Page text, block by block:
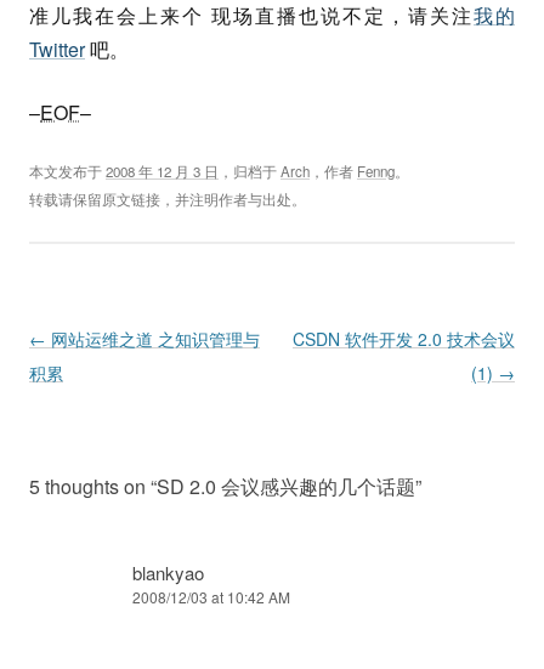
准儿我在会上来个 现场直播也说不定，请关注我的
Twitter吧。
–EOF–
本文发布于2008 年 12 月 3 日 ，归档于Arch ，作者 Fenng。
转载请保留原文链接，并注明作者与出处。
Post navigation
← 网站运维之道 之知识管理与
积累
CSDN 软件开发 2.0 技术会议
(1) →
5 thoughts on “SD 2.0 会议感兴趣的几个话题”
blankyao
2008/12/03 at 10:42 AM